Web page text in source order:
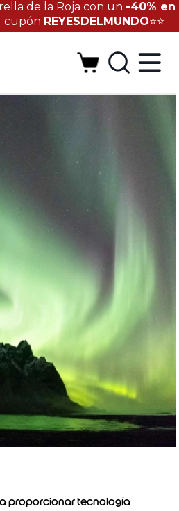
de la Roja con un -40% en
cupón REYESDELMUNDO⭐⭐
proporcionar tecnología